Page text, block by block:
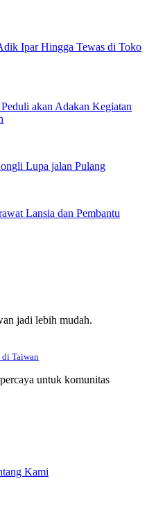
Ipar Hingga Tewas di Toko
akan Adakan Kegiatan
Lupa jalan Pulang
Lansia dan Pembantu
jadi lebih mudah.
di Taiwan
untuk komunitas
Kami